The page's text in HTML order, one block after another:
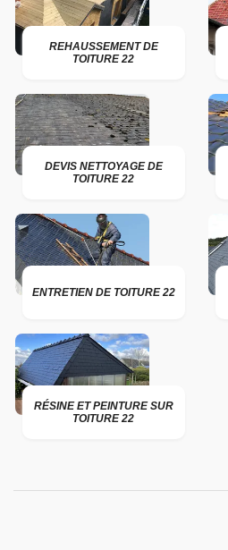
REHAUSSEMENT DE
TOITURE 22
DEVIS NETTOYAGE DE
TOITURE 22
ENTRETIEN DE TOITURE 22
RÉSINE ET PEINTURE SUR
TOITURE 22